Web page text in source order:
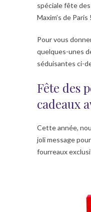
spéciale fête
Maxim’s de Paris !
Pour vous
quelques-unes
séduisantes ci-
Fête des
cadeaux
Cette année,
joli message
fourreaux